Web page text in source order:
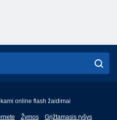
online flash žaidimai
Žymos Grįžtamasis ryšys